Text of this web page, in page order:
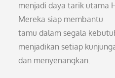
menjadi daya tarik utama
Mereka siap membantu
tamu dalam segala
menjadikan setiap
dan menyenangkan.